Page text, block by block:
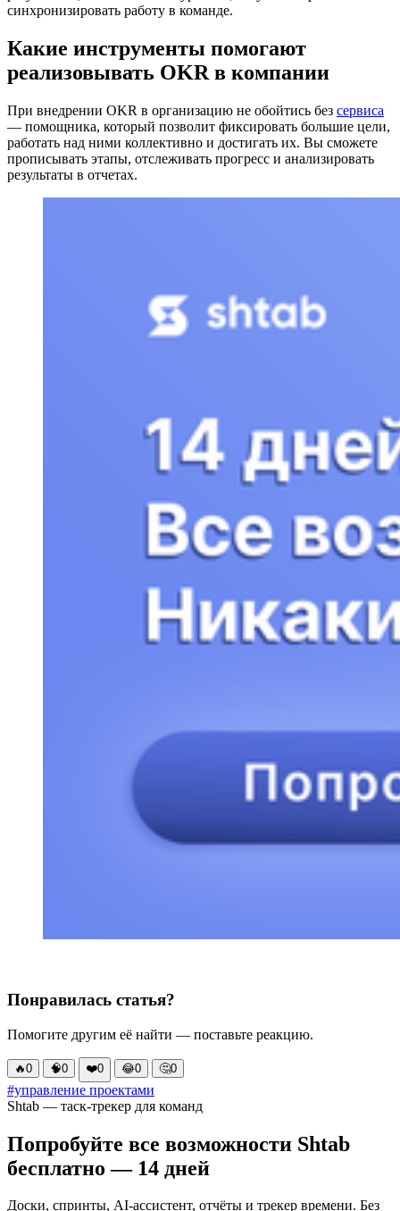
синхронизировать работу в команде.
Какие инструменты помогают
реализовывать OKR в компании
При внедрении OKR в организацию не обойтись без сервиса
— помощника, который позволит фиксировать большие цели,
работать над ними коллективно и достигать их. Вы сможете
прописывать этапы, отслеживать прогресс и анализировать
результаты в отчетах.
Понравилась статья?
Помогите другим её найти — поставьте реакцию.
🔥0 🧠0 ❤️0 😂0 🤔0
#управление проектами
Shtab — таск-трекер для команд
Попробуйте все возможности Shtab
бесплатно — 14 дней
Доски, спринты, AI-ассистент, отчёты и трекер времени. Без